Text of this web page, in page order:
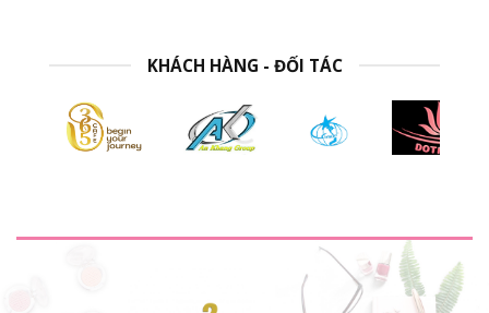
KHÁCH HÀNG - ĐỐI TÁC